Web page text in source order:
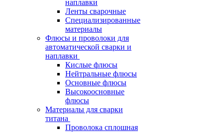
наплавки
Ленты сварочные
Специализированные
материалы
Флюсы и проволоки для
автоматической сварки и
наплавки
Кислые флюсы
Нейтральные флюсы
Основные флюсы
Высокоосновные
флюсы
Материалы для сварки
титана
Проволока сплошная